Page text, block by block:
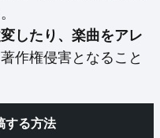
したり、楽曲をアレ
作権侵害となること
する方法